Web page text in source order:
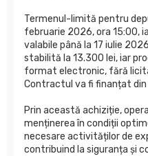
Termenul-limită pentru
februarie 2026, ora 15:00,
valabile până la 17 iulie
stabilită la 13.300 lei, iar
format electronic, fără
Contractul va fi finanțat din
Prin această achiziție,
menținerea în condiții
necesare activităților de
contribuind la siguranța și